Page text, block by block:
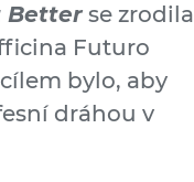
Better se zrodila
Futuro
bylo, aby
dráhou v